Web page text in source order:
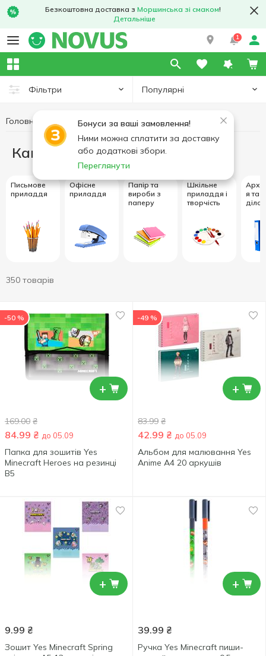
Безкоштовна доставка з Моршинська зі смаком!
Детальніше
1
Фільтри Популярні
Бонуси за ваші замовлення!
Ними можна сплатити за доставку
або додаткові збори.
Переглянути
Головна Канцелярія
Канцелярія
Письмове
приладдя
Офісне
приладдя
Папір та
вироби з
паперу
Шкільне
приладдя і
творчість
я та
350 товарів
+
-50 %
169.00 ₴
84.99 ₴ до 05.09
Папка для зошитів Yes
Minecraft Heroes на резинці
В5
+
-49 %
83.99 ₴
42.99 ₴ до 05.09
Альбом для малювання Yes
Anime А4 20 аркушів
+
9.99 ₴
Зошит Yes Minecraft Spring
+
39.99 ₴
Ручка Yes Minecraft пиши-